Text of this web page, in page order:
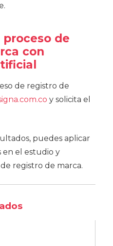
de
con
de registro de
y solicita el
puedes aplicar
en el estudio y
registro de marca.